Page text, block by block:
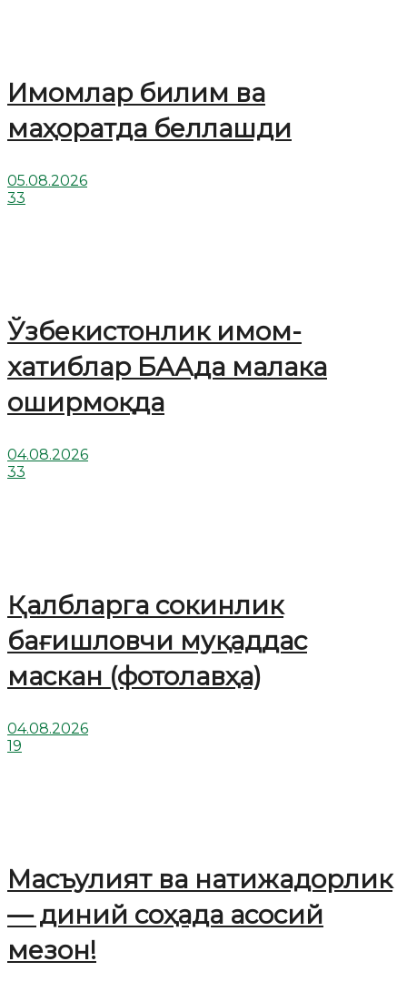
Имомлар билим ва
маҳоратда беллашди
05.08.2026
33
Ўзбекистонлик имом-
хатиблар БААда малака
оширмоқда
04.08.2026
33
Қалбларга сокинлик
бағишловчи муқаддас
маскан (фотолавҳа)
04.08.2026
19
Масъулият ва натижадорлик
— диний соҳада асосий
мезон!